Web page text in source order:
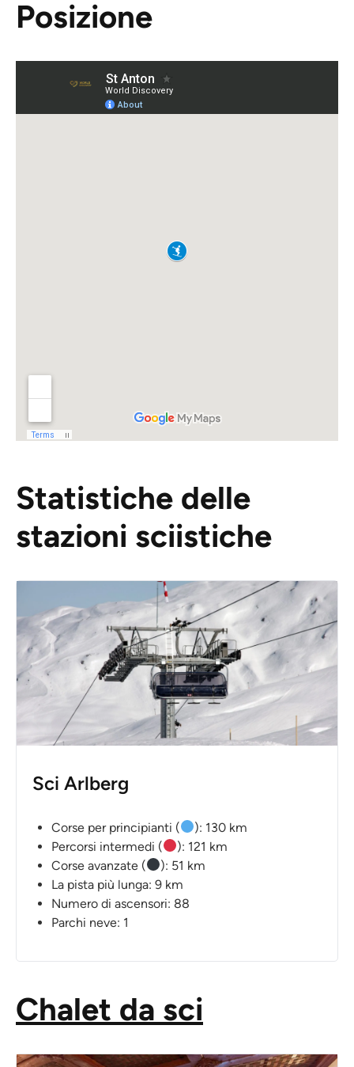
Posizione
Statistiche delle
stazioni sciistiche
Sci Arlberg
Corse per principianti (
): 130 km
Percorsi intermedi (
): 121 km
Corse avanzate (
): 51 km
La pista più lunga: 9 km
Numero di ascensori: 88
Parchi neve: 1
Chalet da sci